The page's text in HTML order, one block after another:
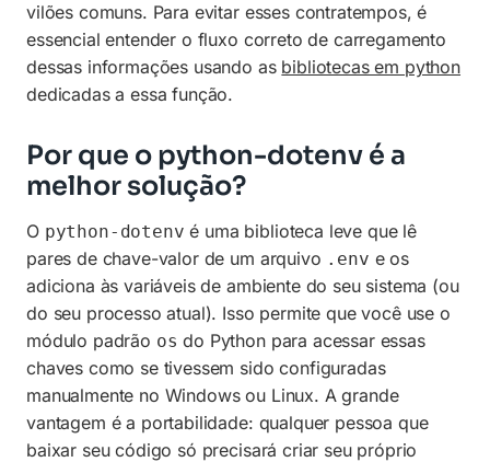
vilões comuns. Para evitar esses contratempos, é
essencial entender o fluxo correto de carregamento
dessas informações usando as bibliotecas em python
dedicadas a essa função.
Por que o python-dotenv é a
melhor solução?
O python-dotenv é uma biblioteca leve que lê
pares de chave-valor de um arquivo .env e os
adiciona às variáveis de ambiente do seu sistema (ou
do seu processo atual). Isso permite que você use o
módulo padrão os do Python para acessar essas
chaves como se tivessem sido configuradas
manualmente no Windows ou Linux. A grande
vantagem é a portabilidade: qualquer pessoa que
baixar seu código só precisará criar seu próprio